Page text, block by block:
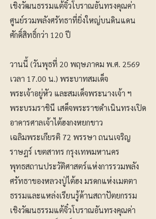
เชิงวัฒนธรรมแต้จิ๋วโบราณอันทรงคุณค่า
ศูนย์รวมพลังศรัทธาที่ยิ่งใหญ่บนดินแดน
ศักดิ์สิทธิ์กว่า 120 ปี
วานนี้ (วันพุธที่ 20 พฤษภาคม พ.ศ. 2569
เวลา 17.00 น.) พระบาทสมเด็จ
พระเจ้าอยู่หัว และสมเด็จพระนางเจ้า ฯ
พระบรมราชินี เสด็จพระราชดำเนินทรงเปิด
อาคารศาลเจ้าไต้ฮงกงหยกขาว
เฉลิมพระเกียรติ 72 พรรษา ถนนเจริญ
ราษฎร์ เขตสาทร กรุงเทพมหานคร
พุทธสถานประวัติศาสตร์แห่งการรวมพลัง
ศรัทธาของหลวงปู่ไต้ฮง มรดกแห่งเมตตา
ธรรมและแหล่งเรียนรู้ด้านสถาปัตยกรรม
เชิงวัฒนธรรมแต้จิ๋วโบราณอันทรงคุณค่า